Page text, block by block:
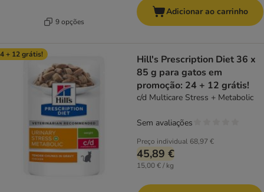
9 opções
Adicionar ao carrinho
+ 12 grátis!
Hill's Prescription Diet 36 x
85 g para gatos em
promoção: 24 + 12 grátis!
c/d Multicare Stress + Metabolic
Preço individual 68,97 €
45,89 €
15,00 € / kg
Sem avaliações